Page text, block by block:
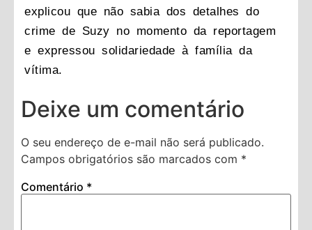
explicou que não sabia dos detalhes do
crime de Suzy no momento da reportagem
e expressou solidariedade à família da
vítima.
Deixe um comentário
O seu endereço de e-mail não será publicado.
Campos obrigatórios são marcados com *
Comentário *